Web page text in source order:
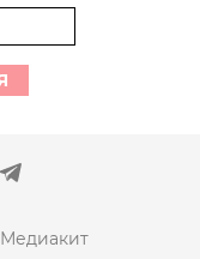
Медиакит